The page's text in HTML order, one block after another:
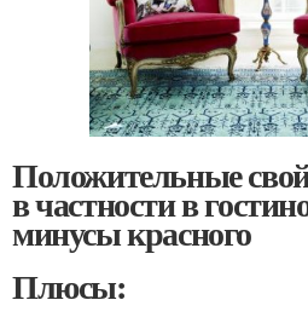
Положительные
в частности в
минусы красного
Плюсы: